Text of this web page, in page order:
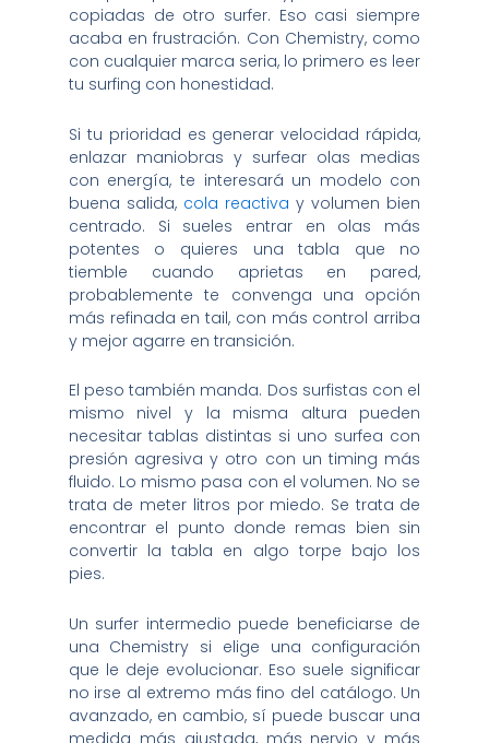
copiadas de otro surfer. Eso casi siempre
acaba en frustración. Con Chemistry, como
con cualquier marca seria, lo primero es leer
tu surfing con honestidad.
Si tu prioridad es generar velocidad rápida,
enlazar maniobras y surfear olas medias
con energía, te interesará un modelo con
buena salida, cola reactiva y volumen bien
centrado. Si sueles entrar en olas más
potentes o quieres una tabla que no
tiemble cuando aprietas en pared,
probablemente te convenga una opción
más refinada en tail, con más control arriba
y mejor agarre en transición.
El peso también manda. Dos surfistas con el
mismo nivel y la misma altura pueden
necesitar tablas distintas si uno surfea con
presión agresiva y otro con un timing más
fluido. Lo mismo pasa con el volumen. No se
trata de meter litros por miedo. Se trata de
encontrar el punto donde remas bien sin
convertir la tabla en algo torpe bajo los
pies.
Un surfer intermedio puede beneficiarse de
una Chemistry si elige una configuración
que le deje evolucionar. Eso suele significar
no irse al extremo más fino del catálogo. Un
avanzado, en cambio, sí puede buscar una
medida más ajustada, más nervio y más